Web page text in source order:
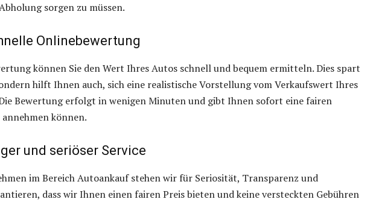
sorgen zu müssen.
Onlinebewertung
können Sie den Wert Ihres Autos schnell und bequem ermitteln. Dies spart
hilft Ihnen auch, sich eine realistische Vorstellung vom Verkaufswert Ihres
Bewertung erfolgt in wenigen Minuten und gibt Ihnen sofort eine fairen
können.
und seriöser Service
im Bereich Autoankauf stehen wir für Seriosität, Transparenz und
dass wir Ihnen einen fairen Preis bieten und keine versteckten Gebühren